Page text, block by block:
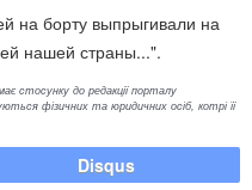
на борту выпрыгивали на
нашей страны...".
стосунку до редакції порталу
фізичних та юридичних осіб, котрі її
Disqus